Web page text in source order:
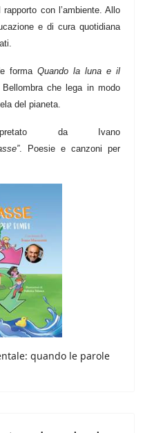
con l’ambiente. Allo
e di cura quotidiana
forma Quando la luna e il
che lega in modo
del pianeta.
da Ivano
. Poesie e canzoni per
quando le parole